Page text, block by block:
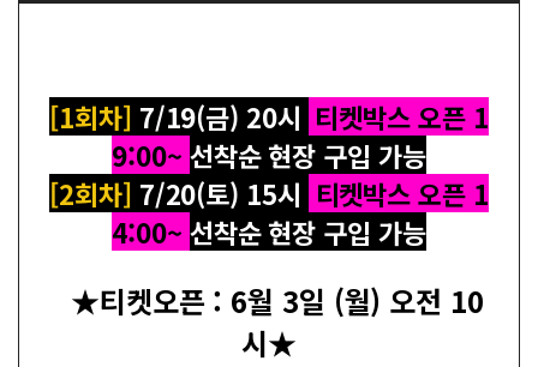
[1회차] 7/19(금) 20시 티켓박스 오픈 1
9:00~ 선착순 현장 구입 가능
[2회차] 7/20(토) 15시 티켓박스 오픈 1
4:00~ 선착순 현장 구입 가능
★티켓오픈 : 6월 3일 (월) 오전 10
시★